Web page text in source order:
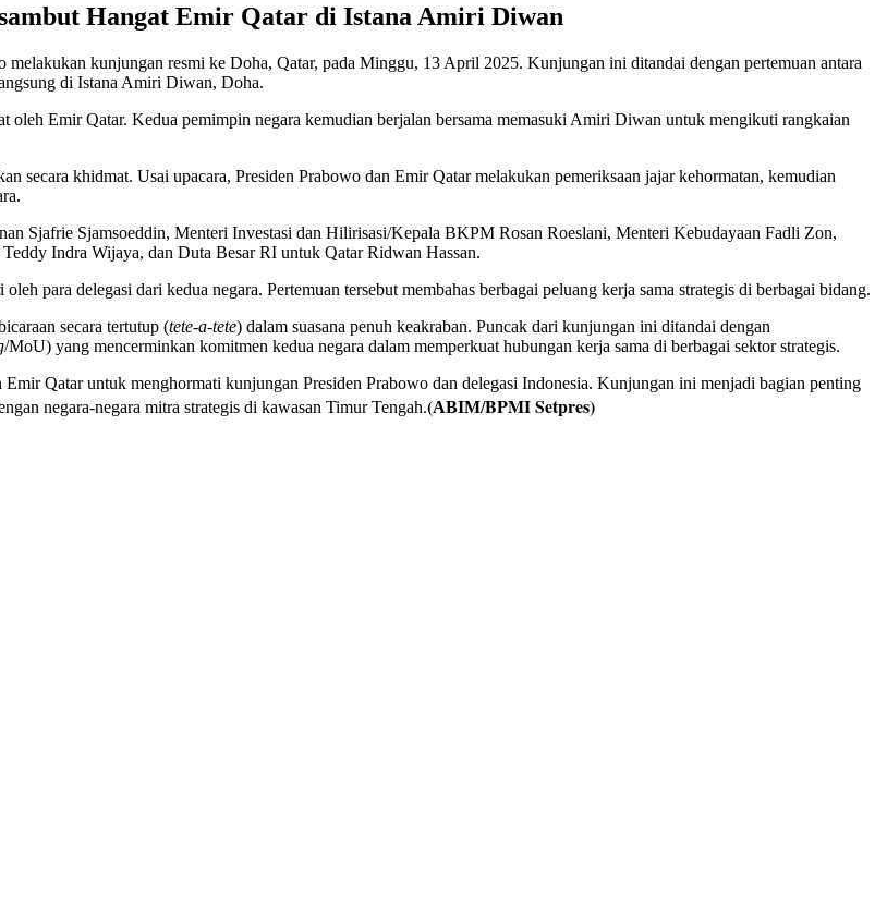
Hangat Emir Qatar di Istana Amiri Diwan
kunjungan resmi ke Doha, Qatar, pada Minggu, 13 April 2025. Kunjungan ini ditandai dengan pertemuan antara
di Istana Amiri Diwan, Doha.
Emir Qatar. Kedua pemimpin negara kemudian berjalan bersama memasuki Amiri Diwan untuk mengikuti rangkaian
secara khidmat. Usai upacara, Presiden Prabowo dan Emir Qatar melakukan pemeriksaan jajar kehormatan, kemudian
Sjafrie Sjamsoeddin, Menteri Investasi dan Hilirisasi/Kepala BKPM Rosan Roeslani, Menteri Kebudayaan Fadli Zon,
Indra Wijaya, dan Duta Besar RI untuk Qatar Ridwan Hassan.
para delegasi dari kedua negara. Pertemuan tersebut membahas berbagai peluang kerja sama strategis di berbagai bidang.
secara tertutup (tete-a-tete) dalam suasana penuh keakraban. Puncak dari kunjungan ini ditandai dengan
/MoU) yang mencerminkan komitmen kedua negara dalam memperkuat hubungan kerja sama di berbagai sektor strategis.
Qatar untuk menghormati kunjungan Presiden Prabowo dan delegasi Indonesia. Kunjungan ini menjadi bagian penting
negara-negara mitra strategis di kawasan Timur Tengah.(ABIM/BPMI Setpres)